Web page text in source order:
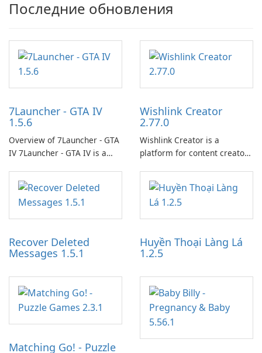
Последние обновления
7Launcher - GTA IV
1.5.6
Overview of 7Launcher - GTA
IV 7Launcher - GTA IV is a
application designed to
optimize the gaming
experience for Grand Theft
Auto IV.
Wishlink Creator
2.77.0
Wishlink Creator is a
platform for content creators
work through built-in brand
partnerships and integrated
tools for content distribution
and audience engagement.
Recover Deleted
Messages 1.5.1
Huyền Thoại Làng Lá
1.2.5
Matching Go! - Puzzle